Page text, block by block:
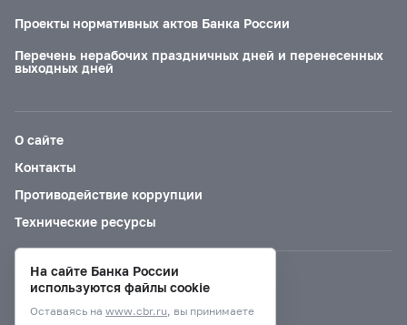
Проекты нормативных актов Банка России
Перечень нерабочих праздничных дней и перенесенных
выходных дней
О сайте
Контакты
Противодействие коррупции
Технические ресурсы
Версия для слабовидящих
На сайте Банка России
используются файлы cookie
Оставаясь на www.cbr.ru, вы принимаете